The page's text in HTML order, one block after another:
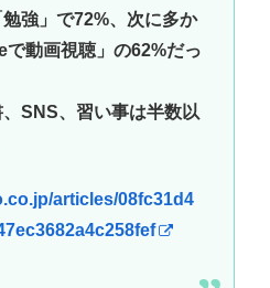
強」で72%、次に多か
動画視聴」の62%だっ
SNS、習い事は半数以
articles/08fc31d4